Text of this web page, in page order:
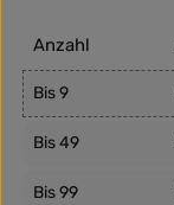
Anzahl
Bis9
Bis49
Bis99